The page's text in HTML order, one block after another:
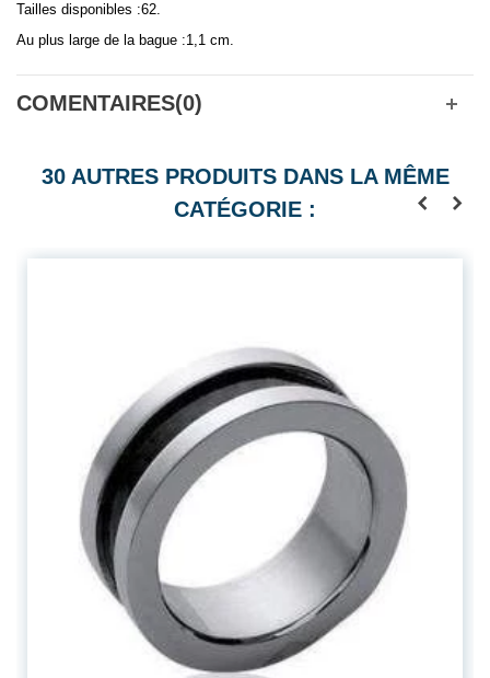
Tailles disponibles :62.
Au plus large de la bague :1,1 cm.
COMENTAIRES(0)
30 AUTRES PRODUITS DANS LA MÊME
CATÉGORIE :